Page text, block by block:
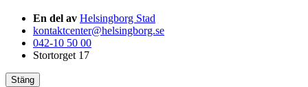
En del av Helsingborg Stad
kontaktcenter@helsingborg.se
042-10 50 00
Stortorget 17
Stäng